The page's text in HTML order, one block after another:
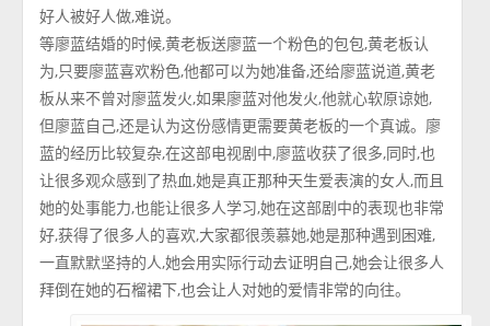
好人被好人做,难说。
等廖蓝结婚的时候,黄老板送廖蓝一个粉色的包包,黄老板认
为,只要廖蓝喜欢粉色,他都可以为她准备,还给廖蓝说道,黄老
板从来不曾对廖蓝发火,如果廖蓝对他发火,他就心软原谅她,
但廖蓝自己,还是认为这份感情更需要黄老板的一个真诚。廖
蓝的经历比较复杂,在这部电视剧中,廖蓝收获了很多,同时,也
让很多观众感到了热血,她是真正那种天生爱表演的女人,而且
她的处事能力,也能让很多人学习,她在这部剧中的表现也非常
好,获得了很多人的喜欢,大家都很羡慕她,她是那种遇到困难,
一直默默坚持的人,她会用实际行动去证明自己,她会让很多人
拜倒在她的石榴裙下,也会让人对她的爱情非常的向往。